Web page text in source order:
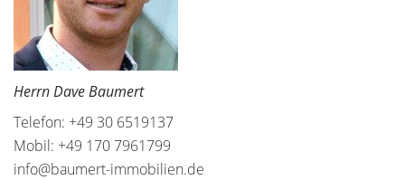
Herrn Dave Baumert
Telefon: +49 30 6519137
Mobil: +49 170 7961799
info@baumert-immobilien.de